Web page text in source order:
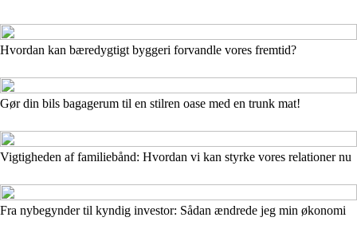
Hvordan kan bæredygtigt byggeri forvandle vores fremtid?
Gør din bils bagagerum til en stilren oase med en trunk mat!
Vigtigheden af familiebånd: Hvordan vi kan styrke vores relationer nu
Fra nybegynder til kyndig investor: Sådan ændrede jeg min økonomi